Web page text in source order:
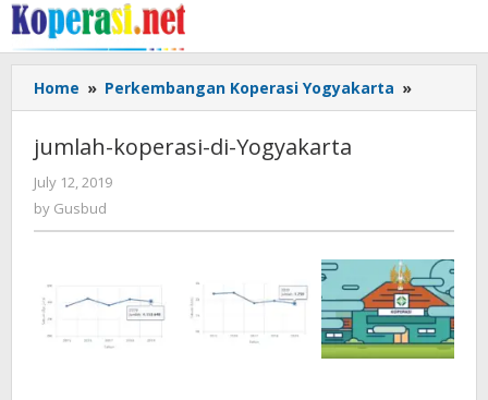
Skip
to
content
Home » Perkembangan Koperasi Yogyakarta »
koperasi-
jumlah-koperasi-di-Yogyakarta
July 12, 2019
by Gusbud